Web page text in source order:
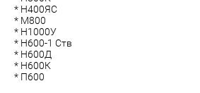
* Н400ЯС
* М800
* Н1000У
* Н600-1 Ств
* Н600Д
* Н600К
* П600